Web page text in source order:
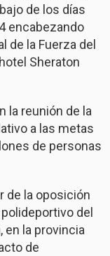
de los días
encabezando
de la Fuerza del
Sheraton
la reunión de la
a las metas
de personas
de la oposición
del
en la provincia
de